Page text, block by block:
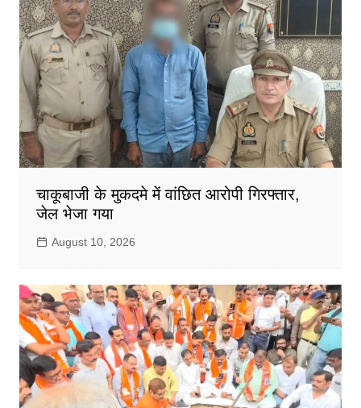
चाकूबाजी के मुकदमे में वांछित आरोपी गिरफ्तार,
जेल भेजा गया
August 10, 2026